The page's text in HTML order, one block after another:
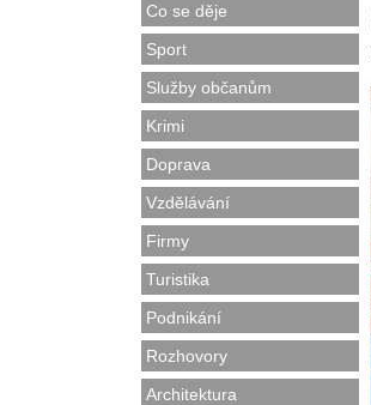
Co se děje
Sport
Služby občanům
Krimi
Doprava
Vzdělávání
Firmy
Turistika
Podnikání
Rozhovory
Architektura